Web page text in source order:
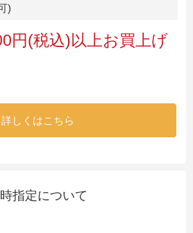
)
円(税込)以上お買上げ
詳しくはこちら
指定について